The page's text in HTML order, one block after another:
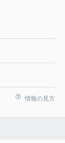
情報の見方